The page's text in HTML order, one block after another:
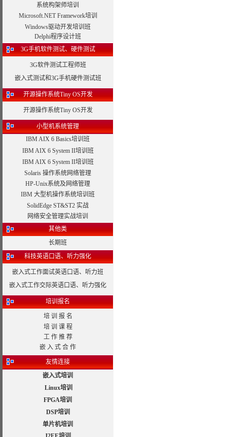
系统构架师培训
Microsoft.NET Framework培训
Windows驱动开发培训班
Delphi程序设计班
3G手机软件测试、硬件测试
3G软件测试工程师班
嵌入式测试和3G手机硬件测试班
开源操作系统Tiny OS开发
开源操作系统Tiny OS开发
小型机系统管理
IBM AIX 6 Basics培训班
IBM AIX 6 System II培训班
IBM AIX 6 System II培训班
Solaris 操作系统网络管理
HP-Unix系统及网络管理
IBM 大型机操作系统培训班
SolidEdge ST&ST2 实战
网络安全管理实战培训
其他类
长期班
科技英语口语、听力强化
嵌入式工作面试英语口语、听力班
嵌入式工作交际英语口语、听力强化
培训报名
培 训 报 名
培 训 课 程
工 作 推 荐
嵌 入 式 合 作
友情连接
嵌入式培训
Linux培训
FPGA培训
DSP培训
单片机培训